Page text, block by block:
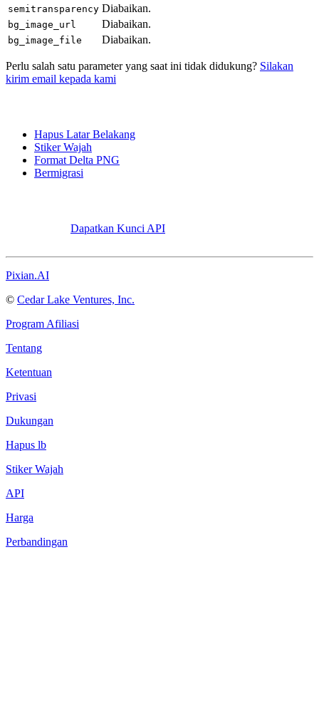
semitransparency Diabaikan.
bg_image_url Diabaikan.
bg_image_file Diabaikan.
Perlu salah satu parameter yang saat ini tidak didukung? Silakan
kirim email kepada kami
Hapus Latar Belakang
Stiker Wajah
Format Delta PNG
Bermigrasi
Dapatkan Kunci API
Pixian.AI
© Cedar Lake Ventures, Inc.
Program Afiliasi
Tentang
Ketentuan
Privasi
Dukungan
Hapus lb
Stiker Wajah
API
Harga
Perbandingan